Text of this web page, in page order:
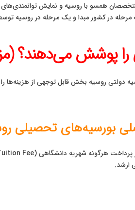
همسو با روسیه و نمایش
در کشور مبدا و یک مرحله در روسیه
پوشش می‌دهند؟